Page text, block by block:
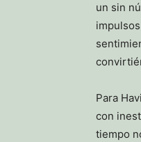
un sin
Para
con
tiempo